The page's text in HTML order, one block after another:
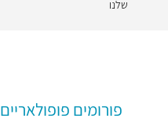
שלנו
פורומים פופולאריים